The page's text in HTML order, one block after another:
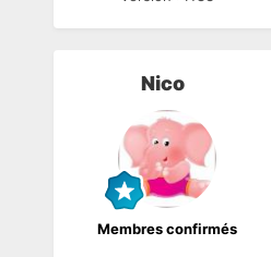
Nico
Membres confirmés